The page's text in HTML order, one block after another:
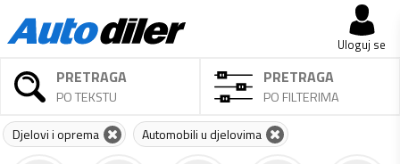
Uloguj se
PRETRAGA
PO TEKSTU
PRETRAGA
PO FILTERIMA
Djelovi i oprema Automobili u djelovima